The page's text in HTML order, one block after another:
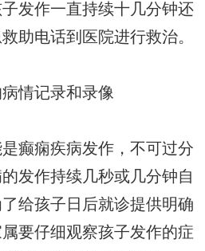
发作一直持续十几分钟还
助电话到医院进行救治。
情记录和录像
癫痫疾病发作，不可过分
发作持续几秒或几分钟自
给孩子日后就诊提供明确
要仔细观察孩子发作的症